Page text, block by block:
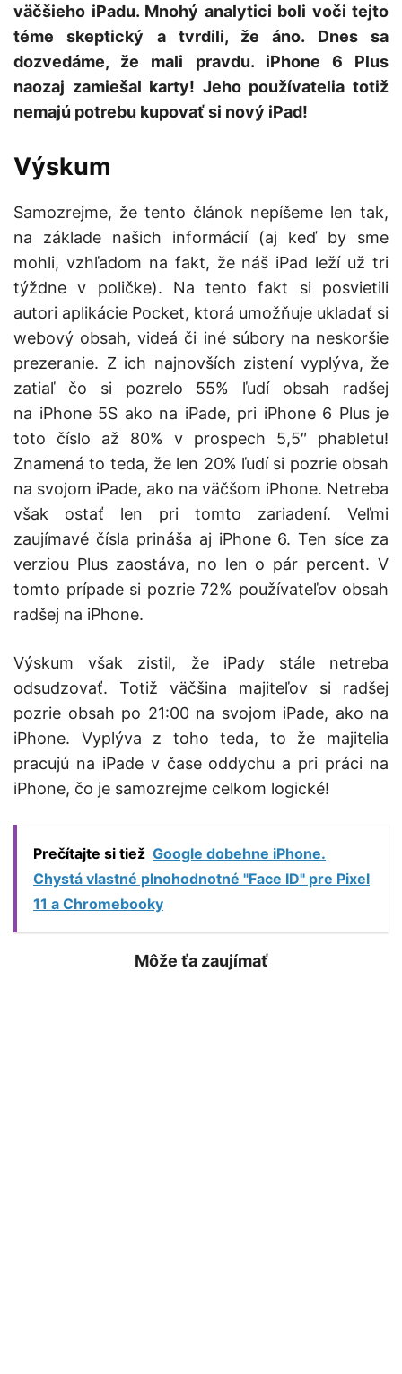
väčšieho iPadu. Mnohý analytici boli voči tejto
téme skeptický a tvrdili, že áno. Dnes sa
dozvedáme, že mali pravdu. iPhone 6 Plus
naozaj zamiešal karty! Jeho používatelia totiž
nemajú potrebu kupovať si nový iPad!
Výskum
Samozrejme, že tento článok nepíšeme len tak,
na základe našich informácií (aj keď by sme
mohli, vzhľadom na fakt, že náš iPad leží už tri
týždne v poličke). Na tento fakt si posvietili
autori aplikácie Pocket, ktorá umožňuje ukladať si
webový obsah, videá či iné súbory na neskoršie
prezeranie. Z ich najnovších zistení vyplýva, že
zatiaľ čo si pozrelo 55% ľudí obsah radšej
na iPhone 5S ako na iPade, pri iPhone 6 Plus je
toto číslo až 80% v prospech 5,5″ phabletu!
Znamená to teda, že len 20% ľudí si pozrie obsah
na svojom iPade, ako na väčšom iPhone. Netreba
však ostať len pri tomto zariadení. Veľmi
zaujímavé čísla prináša aj iPhone 6. Ten síce za
verziou Plus zaostáva, no len o pár percent. V
tomto prípade si pozrie 72% používateľov obsah
radšej na iPhone.
Výskum však zistil, že iPady stále netreba
odsudzovať. Totiž väčšina majiteľov si radšej
pozrie obsah po 21:00 na svojom iPade, ako na
iPhone. Vyplýva z toho teda, to že majitelia
pracujú na iPade v čase oddychu a pri práci na
iPhone, čo je samozrejme celkom logické!
Prečítajte si tiež Google dobehne iPhone.
Chystá vlastné plnohodnotné "Face ID" pre Pixel
11 a Chromebooky
Môže ťa zaujímať